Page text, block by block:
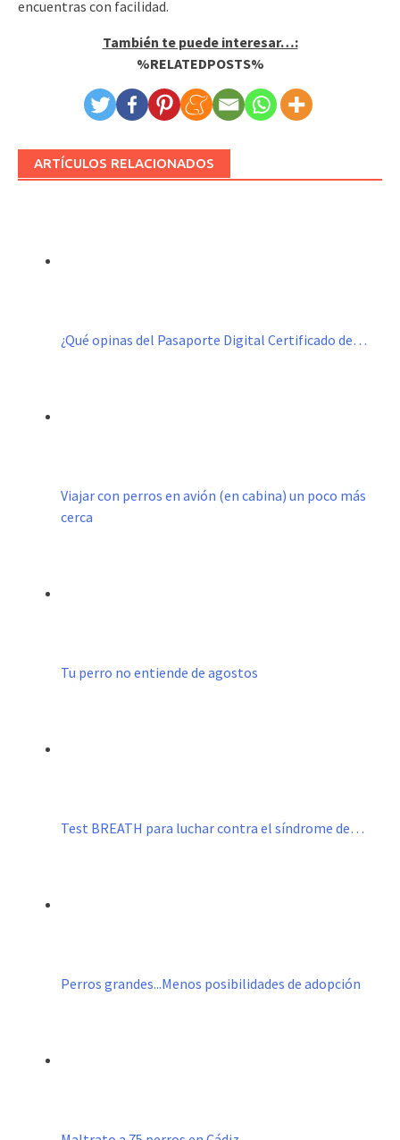
encuentras con facilidad.
También te puede interesar…:
%RELATEDPOSTS%
ARTÍCULOS RELACIONADOS
¿Qué opinas del Pasaporte Digital Certificado de…
Viajar con perros en avión (en cabina) un poco más
cerca
Tu perro no entiende de agostos
Test BREATH para luchar contra el síndrome de…
Perros grandes...Menos posibilidades de adopción